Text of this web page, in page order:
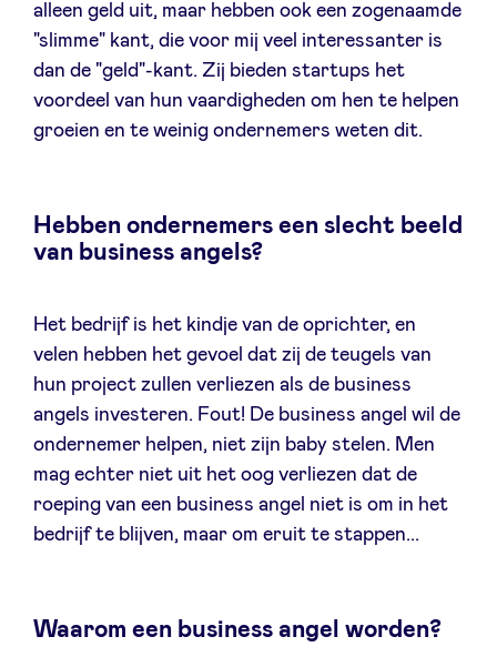
alleen geld uit, maar hebben ook een zogenaamde
"slimme" kant, die voor mij veel interessanter is
dan de "geld"-kant. Zij bieden startups het
voordeel van hun vaardigheden om hen te helpen
groeien en te weinig ondernemers weten dit.
Hebben ondernemers een slecht beeld
van business angels?
Het bedrijf is het kindje van de oprichter, en
velen hebben het gevoel dat zij de teugels van
hun project zullen verliezen als de business
angels investeren. Fout! De business angel wil de
ondernemer helpen, niet zijn baby stelen. Men
mag echter niet uit het oog verliezen dat de
roeping van een business angel niet is om in het
bedrijf te blijven, maar om eruit te stappen...
Waarom een business angel worden?